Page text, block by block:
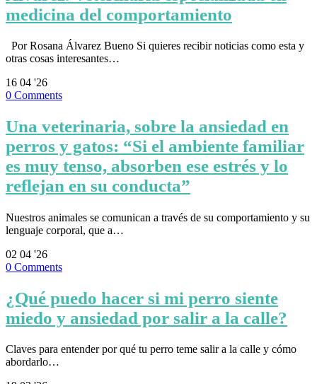
medicina del comportamiento
Por Rosana Álvarez Bueno Si quieres recibir noticias como esta y
otras cosas interesantes…
16 04 '26
0 Comments
Una veterinaria, sobre la ansiedad en
perros y gatos: “Si el ambiente familiar
es muy tenso, absorben ese estrés y lo
reflejan en su conducta”
Nuestros animales se comunican a través de su comportamiento y su
lenguaje corporal, que a…
02 04 '26
0 Comments
¿Qué puedo hacer si mi perro siente
miedo y ansiedad por salir a la calle?
Claves para entender por qué tu perro teme salir a la calle y cómo
abordarlo…